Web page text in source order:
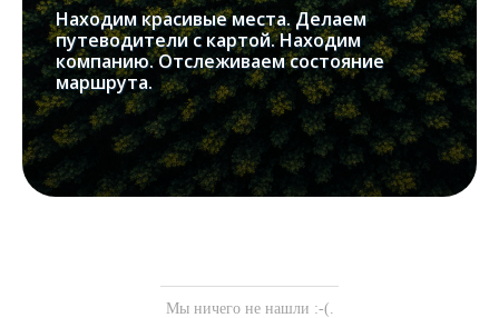
Находим красивые места. Делаем
путеводители с картой. Находим
компанию. Отслеживаем состояние
маршрута.
Мы ничего не нашли :-(.